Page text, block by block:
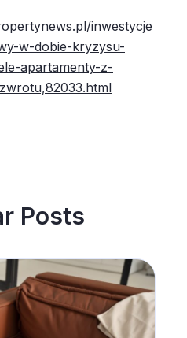
inwestycje
w-dobie-kryzysu-
apartamenty-z-
Posts
10 porad jak urządzić